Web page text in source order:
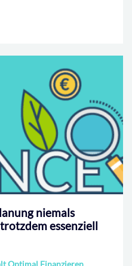
niemals
essenziell
Optimal Finanzieren